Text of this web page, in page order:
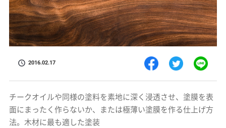
2016.02.17
チークオイルや同様の塗料を素地に深く浸透させ、塗膜を表
面にまったく作らないか、または極薄い塗膜を作る仕上げ方
法。木材に最も適した塗装